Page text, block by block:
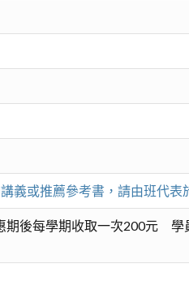
義或推薦參考書，請由班代表
後每學期收取一次200元 學